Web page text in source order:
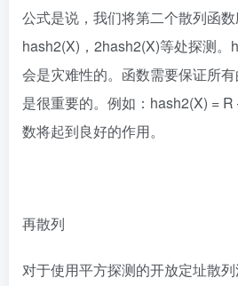
公式是说，我们将第二个散列函
hash2(X)，2hash2(X)等处探测。
会是灾难性的。函数需要保证所
是很重要的。例如：hash2(X) =
数将起到良好的作用。
再散列
对于使用平方探测的开放定址散